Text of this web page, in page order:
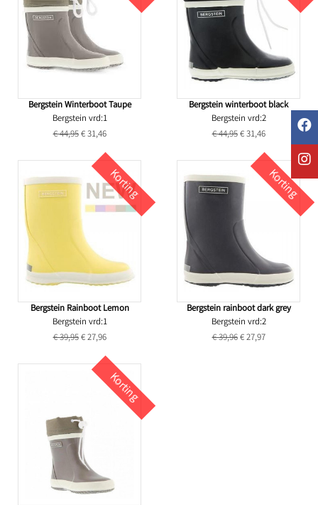
Bergstein Winterboot Taupe
Bergstein vrd:1
€ 44,95€ 31,46
Bergstein winterboot black
Bergstein vrd:2
€ 44,95€ 31,46
Korting
Bergstein Rainboot Lemon
Bergstein vrd:1
€ 39,95€ 27,96
Korting
Bergstein rainboot dark grey
Bergstein vrd:2
€ 39,96€ 27,97
Korting